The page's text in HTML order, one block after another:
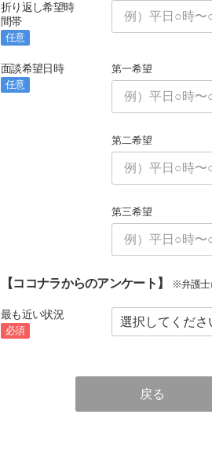
折り返し希望時
間帯
任意
面談希望日時
任意
第一希望
第二希望
第三希望
【ココナラからのアンケート】 ※弁護士
最も近い状況
必須